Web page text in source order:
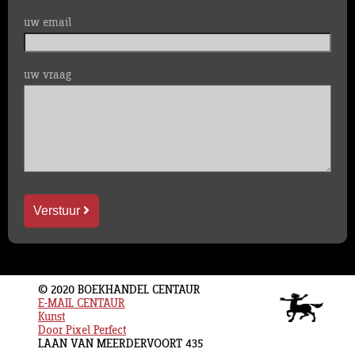
uw email
uw vraag
Verstuur
© 2020 BOEKHANDEL CENTAUR
E-MAIL CENTAUR
Kunst
Door Pixel Perfect
LAAN VAN MEERDERVOORT 435